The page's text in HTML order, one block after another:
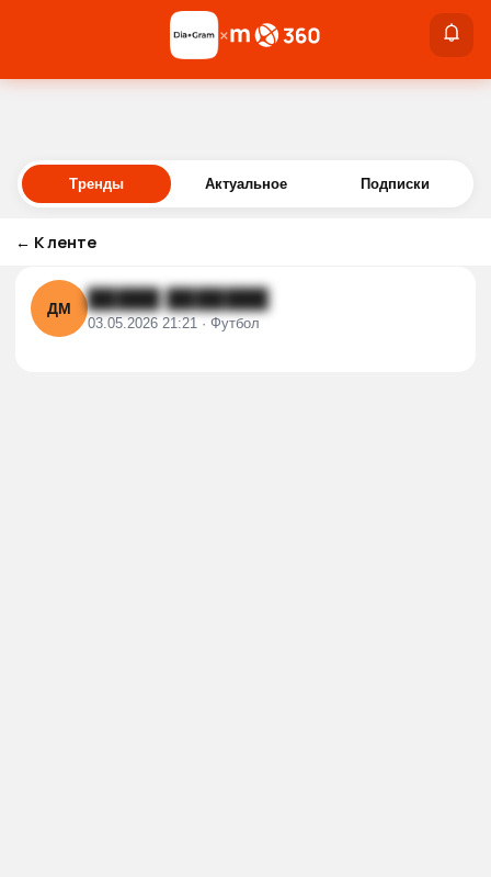
Войти
×
Тренды Актуальное Подписки
← К ленте
ДМ █████ ███████
03.05.2026 21:21 · Футбол